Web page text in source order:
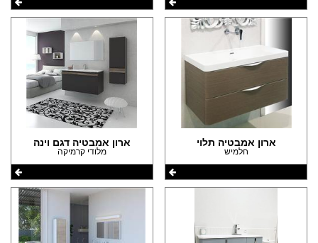
ארון אמבטיה תלוי
חלמיש
ארון אמבטיה דגם וינה
מלודי קרמיקה